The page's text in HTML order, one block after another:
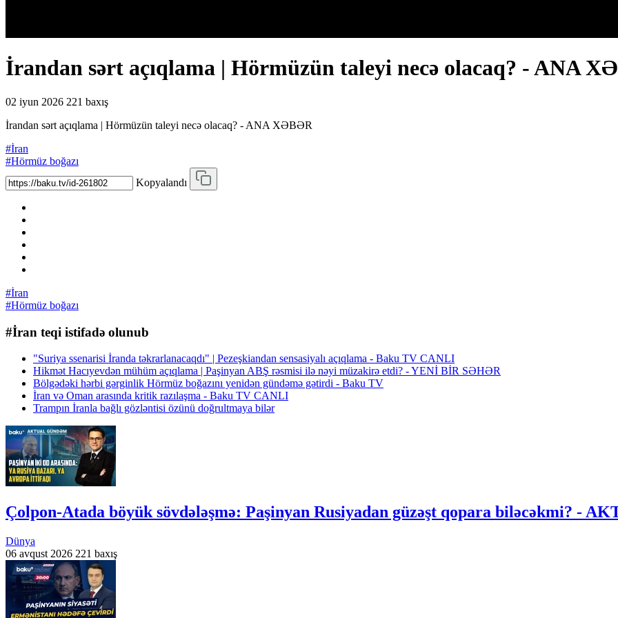
İrandan sərt açıqlama | Hörmüzün taleyi necə olacaq? - ANA
02 iyun 2026 221 baxış
İrandan sərt açıqlama | Hörmüzün taleyi necə olacaq? - ANA XƏBƏR
#İran
#Hörmüz boğazı
Kopyalandı
#İran
#Hörmüz boğazı
#İran teqi istifadə olunub
"Suriya ssenarisi İranda təkrarlanacaqdı" | Pezeşkiandan sensasiyalı açıqlama - Baku TV CANLI
Hikmət Hacıyevdən mühüm açıqlama | Paşinyan ABŞ rəsmisi ilə nəyi müzakirə etdi? - YENİ BİR SƏHƏR
Bölgədəki hərbi gərginlik Hörmüz boğazını yenidən gündəmə gətirdi - Baku TV
İran və Oman arasında kritik razılaşma - Baku TV CANLI
Trampın İranla bağlı gözləntisi özünü doğrultmaya bilər
Çolpon-Atada böyük sövdələşmə: Paşinyan Rusiyadan güzəşt qopara biləcəkmi? -
Dünya
06 avqust 2026 221 baxış